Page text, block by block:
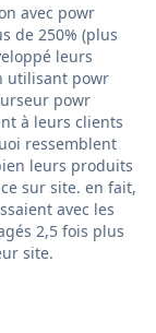
avec powr
de 250% (plus
leurs
utilisant powr
powr
à leurs clients
ressemblent
leurs produits
sur site. en fait,
avec les
2,5 fois plus
site.